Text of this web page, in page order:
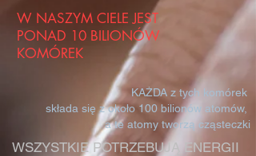
W NASZYM CIELE JEST
PONAD 10 BILIONÓW
KOMÓREK
KAŻDA z tych komórek
składa się z około 100 bilionów atomów,
a te atomy tworzą cząsteczki
WSZYSTKIE POTRZEBUJĄ ENERGII